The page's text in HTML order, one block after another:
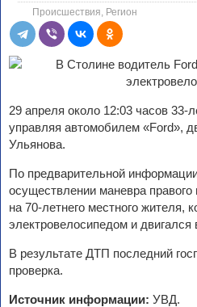
Происшествия Регион
29 апреля около 12:03 часов 33-
управляя автомобилем «Ford»,
Ульянова.
По предварительной
осуществлении маневра
на 70-летнего местного жителя,
электровелосипедом и двигался
В результате ДТП последний
проверка.
Источник информации: УВД.